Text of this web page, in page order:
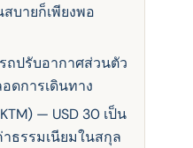
บายก็เพียงพอ
ถปรับอากาศส่วนตัว
ดการเดินทาง
— USD 30 เป็น
าธรรมเนียมในสกุล